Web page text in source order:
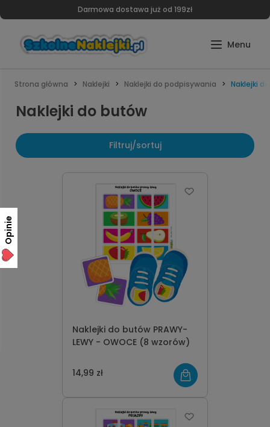
Darmowa dostawa już od 199zł
Strona główna Naklejki Naklejki do podpisywania Naklejki
Naklejki do butów
Filtruj/sortuj
Naklejki do butów PRAWY-
LEWY - OWOCE (8 wzorów)
14,99 zł
Opinie